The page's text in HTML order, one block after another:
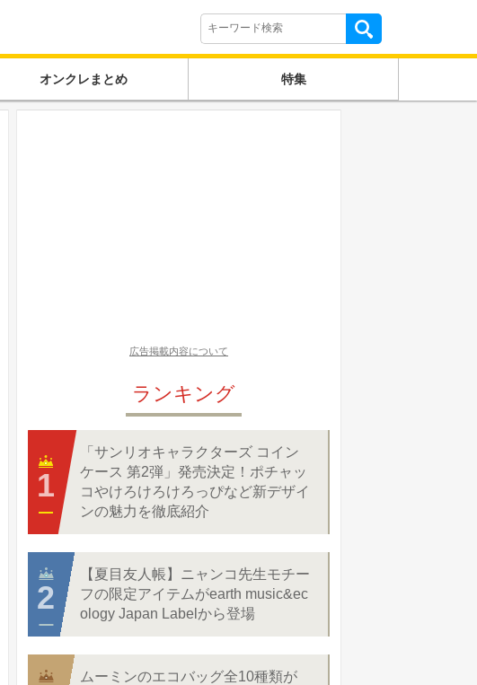
オンクレまとめ 特集
広告掲載内容について
ランキング
「サンリオキャラクターズ コイン
ケース 第2弾」発売決定！ポチャッ
コやけろけろけろっぴなど新デザイ
ンの魅力を徹底紹介
【夏目友人帳】ニャンコ先生モチー
フの限定アイテムがearth music&ec
ology Japan Labelから登場
ムーミンのエコバッグ全10種類が